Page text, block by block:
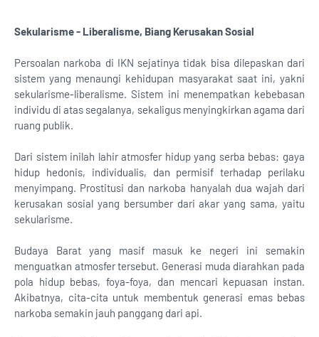
Sekularisme - Liberalisme, Biang Kerusakan Sosial
Persoalan narkoba di IKN sejatinya tidak bisa dilepaskan dari
sistem yang menaungi kehidupan masyarakat saat ini, yakni
sekularisme-liberalisme. Sistem ini menempatkan kebebasan
individu di atas segalanya, sekaligus menyingkirkan agama dari
ruang publik.
Dari sistem inilah lahir atmosfer hidup yang serba bebas: gaya
hidup hedonis, individualis, dan permisif terhadap perilaku
menyimpang. Prostitusi dan narkoba hanyalah dua wajah dari
kerusakan sosial yang bersumber dari akar yang sama, yaitu
sekularisme.
Budaya Barat yang masif masuk ke negeri ini semakin
menguatkan atmosfer tersebut. Generasi muda diarahkan pada
pola hidup bebas, foya-foya, dan mencari kepuasan instan.
Akibatnya, cita-cita untuk membentuk generasi emas bebas
narkoba semakin jauh panggang dari api.